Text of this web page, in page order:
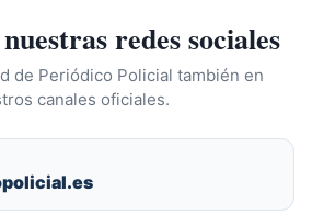
redes sociales
de Periódico Policial también en
canales oficiales.